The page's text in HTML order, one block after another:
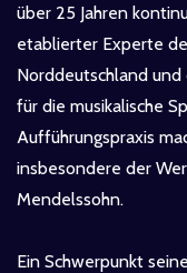
über 25 Jahren
etablierter Experte
Norddeutschland und
für die musikalische
Aufführungspraxis
insbesondere der
Mendelssohn.
Ein Schwerpunkt